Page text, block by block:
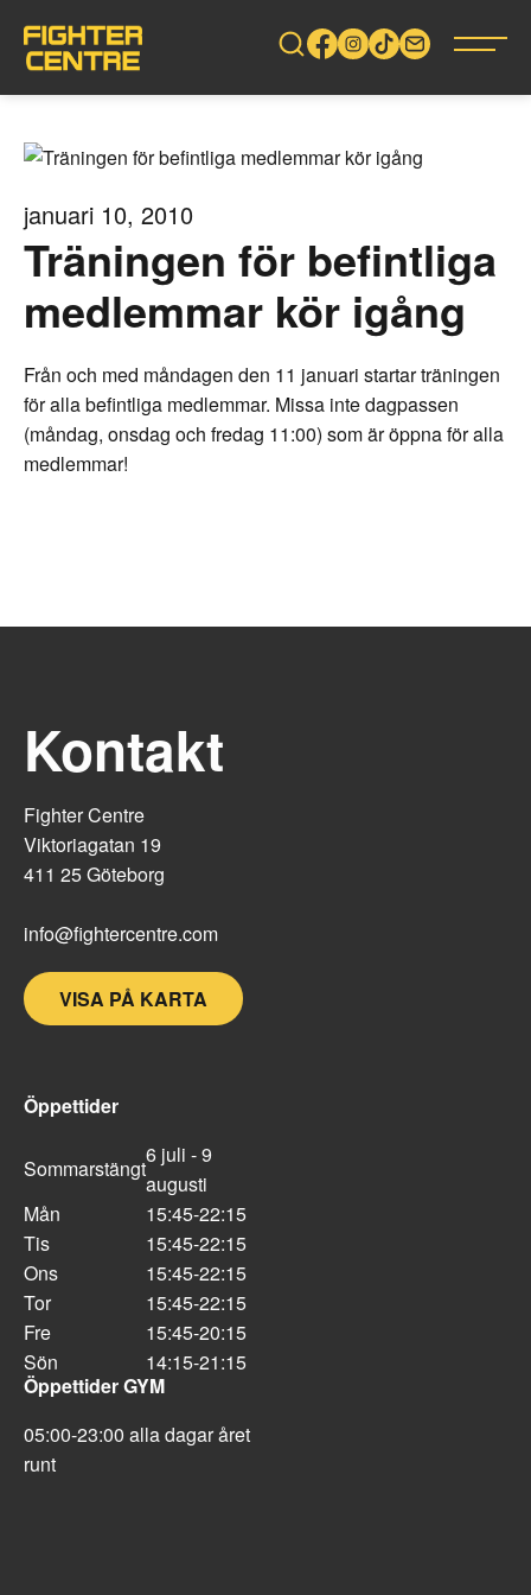
vidare
januari 10, 2010
Träningen för befintliga
medlemmar kör igång
Från och med måndagen den 11 januari startar träningen
för alla befintliga medlemmar. Missa inte dagpassen
(måndag, onsdag och fredag 11:00) som är öppna för alla
medlemmar!
Kontakt
Fighter Centre
Viktoriagatan 19
411 25 Göteborg
info@fightercentre.com
VISA PÅ KARTA
Öppettider
Sommarstängt
6 juli - 9
augusti
Mån
15:45-22:15
Tis
15:45-22:15
Ons
15:45-22:15
Tor
15:45-22:15
Fre
15:45-20:15
Sön
14:15-21:15
Öppettider GYM
05:00-23:00 alla dagar året
runt